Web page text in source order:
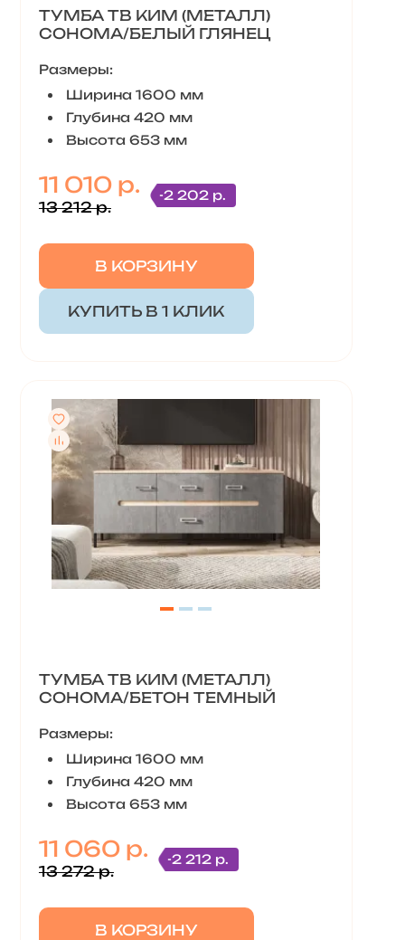
ТУМБА ТВ КИМ (МЕТАЛЛ)
СОНОМА/БЕЛЫЙ ГЛЯНЕЦ
Размеры:
Ширина 1600 мм
Глубина 420 мм
Высота 653 мм
11 010 р.
13 212 р.
-2 202 р.
В КОРЗИНУ
КУПИТЬ В 1 КЛИК
ТУМБА ТВ КИМ (МЕТАЛЛ)
СОНОМА/БЕТОН ТЕМНЫЙ
Размеры:
Ширина 1600 мм
Глубина 420 мм
Высота 653 мм
11 060 р.
13 272 р.
-2 212 р.
В КОРЗИНУ